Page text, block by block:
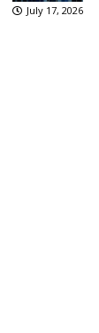
July 17, 2026